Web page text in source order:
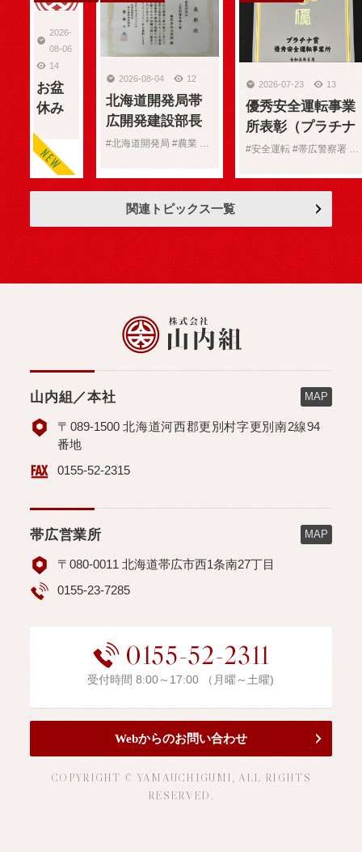
2026-
08-06
14
お盆
休み
知ら
せ
2026-08-04 12
北海道開発局帯
広開発建設部長
表彰（農業部
2026-07-23 13
優秀安全運転事業
所表彰（プラチナ
賞）受賞
#安全運転 #帯広警察署 #表彰
関連トピックス一覧
MAP
山内組／本社
〒089-1500 北海道河西郡更別村字更別南2線94
番地
0155-52-2315
MAP
帯広営業所
〒080-0011 北海道帯広市西1条南27丁目
0155-23-7285
0155-52-2311
受付時間 8:00～17:00 （月曜～土曜)
Webからのお問い合わせ
COPYRIGHT © YAMAUCHIGUMI, ALL RIGHTS
RESERVED.